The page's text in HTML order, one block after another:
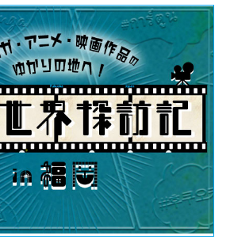
English
ภาษาไทย
tiéng Viêt
Bahasa Indonesia